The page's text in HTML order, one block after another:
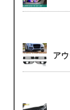
ア